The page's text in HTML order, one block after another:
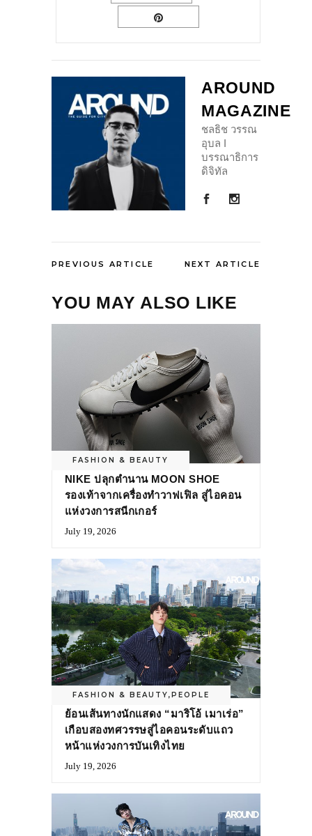
AROUND
MAGAZINE
ชลธิช วรรณ
อุบล I
บรรณาธิการ
ดิจิทัล
PREVIOUS ARTICLE NEXT ARTICLE
YOU MAY ALSO LIKE
FASHION & BEAUTY
NIKE ปลุกตำนาน MOON SHOE
รองเท้าจากเครื่องทำวาฟเฟิล สู่ไอคอน
แห่งวงการสนีกเกอร์
July 19, 2026
FASHION & BEAUTY,PEOPLE
ย้อนเส้นทางนักแสดง “มาริโอ้ เมาเร่อ”
เกือบสองทศวรรษสู่ไอคอนระดับแถว
หน้าแห่งวงการบันเทิงไทย
July 19, 2026